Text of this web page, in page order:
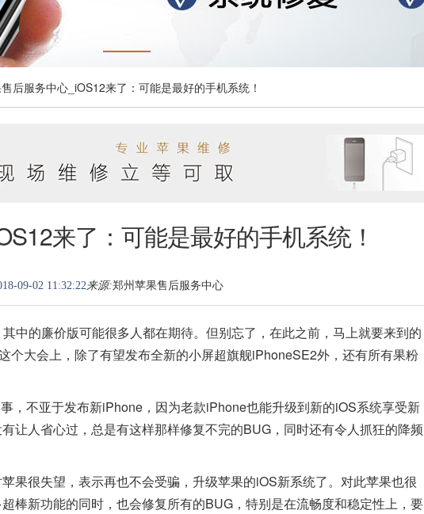
后服务中心_iOS12来了：可能是最好的手机系统！
来了：可能是最好的手机系统！
09-02 11:32:22来源:郑州苹果售后服务中心
的廉价版可能很多人都在期待。但别忘了，在此之前，马上就要来到的
个大会上，除了有望发布全新的小屏超旗舰iPhoneSE2外，还有所有果粉
不亚于发布新iPhone，因为老款iPhone也能升级到新的iOS系统享受新
让人省心过，总是有这样那样修复不完的BUG，同时还有令人抓狂的降频
很失望，表示再也不会受骗，升级苹果的iOS新系统了。对此苹果也很
棒新功能的同时，也会修复所有的BUG，特别是在流畅度和稳定性上，要